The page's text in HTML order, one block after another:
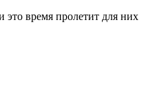
время пролетит для них